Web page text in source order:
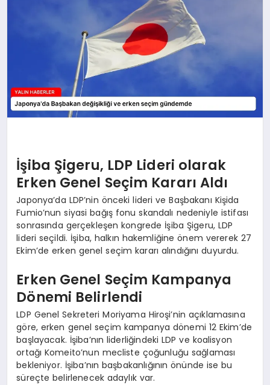
İşiba Şigeru, LDP Lideri olarak
Erken Genel Seçim Kararı Aldı
Japonya’da LDP’nin önceki lideri ve Başbakanı Kişida
Fumio’nun siyasi bağış fonu skandalı nedeniyle istifası
sonrasında gerçekleşen kongrede İşiba Şigeru, LDP
lideri seçildi. İşiba, halkın hakemliğine önem vererek 27
Ekim’de erken genel seçim kararı alındığını duyurdu.
Erken Genel Seçim Kampanya
Dönemi Belirlendi
LDP Genel Sekreteri Moriyama Hiroşi’nin açıklamasına
göre, erken genel seçim kampanya dönemi 12 Ekim’de
başlayacak. İşiba’nın liderliğindeki LDP ve koalisyon
ortağı Komeito’nun mecliste çoğunluğu sağlaması
bekleniyor. İşiba’nın başbakanlığının önünde ise bu
süreçte belirlenecek adaylık var.